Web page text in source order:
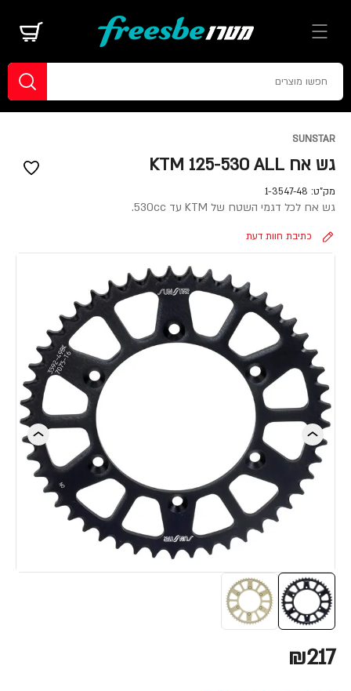
SUNSTAR
גש אח KTM 125-530 ALL
מק"ט: 1-3547-48
גש אח לכל דגמי השטח של KTM עד 530cc.
כתיבת חוות דעת
₪217